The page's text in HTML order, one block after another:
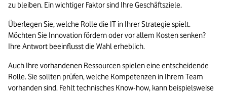
zu bleiben. Ein wichtiger Faktor sind Ihre Geschäftsziele.
Überlegen Sie, welche Rolle die IT in Ihrer Strategie spielt.
Möchten Sie Innovation fördern oder vor allem Kosten senken?
Ihre Antwort beeinflusst die Wahl erheblich.
Auch Ihre vorhandenen Ressourcen spielen eine entscheidende
Rolle. Sie sollten prüfen, welche Kompetenzen in Ihrem Team
vorhanden sind. Fehlt technisches Know-how, kann beispielsweise